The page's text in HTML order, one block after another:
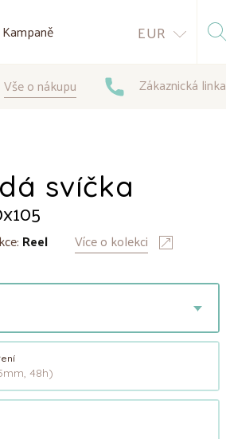
Kampaně EUR
Vše o nákupu Zákaznická linka
svíčka
Reel Více o kolekci
48h)